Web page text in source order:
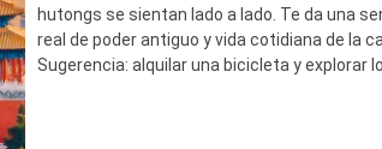
hutongs se sientan lado a lado. Te da una
real de poder antiguo y vida cotidiana de la
Sugerencia: alquilar una bicicleta y explorar